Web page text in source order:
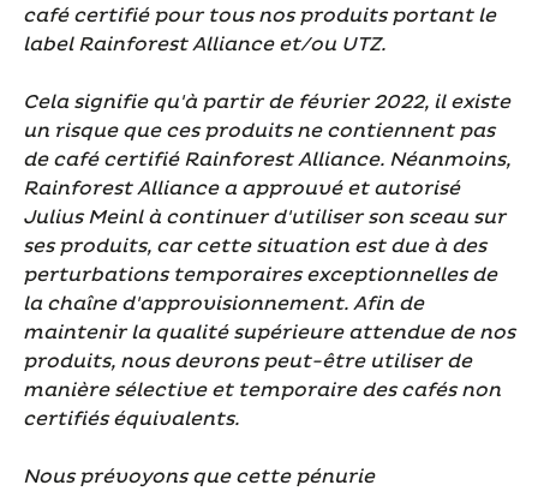
café certifié pour tous nos produits portant le
label Rainforest Alliance et/ou UTZ.
Cela signifie qu'à partir de février 2022, il existe
un risque que ces produits ne contiennent pas
de café certifié Rainforest Alliance. Néanmoins,
Rainforest Alliance a approuvé et autorisé
Julius Meinl à continuer d'utiliser son sceau sur
ses produits, car cette situation est due à des
perturbations temporaires exceptionnelles de
la chaîne d'approvisionnement. Afin de
maintenir la qualité supérieure attendue de nos
produits, nous devrons peut-être utiliser de
manière sélective et temporaire des cafés non
certifiés équivalents.
Nous prévoyons que cette pénurie